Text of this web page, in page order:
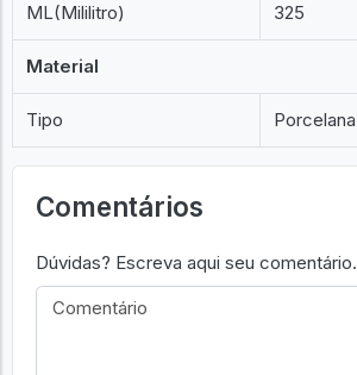
ML(Mililitro) 325
Material
Tipo Porcelana
Comentários
Dúvidas? Escreva aqui seu comentário.